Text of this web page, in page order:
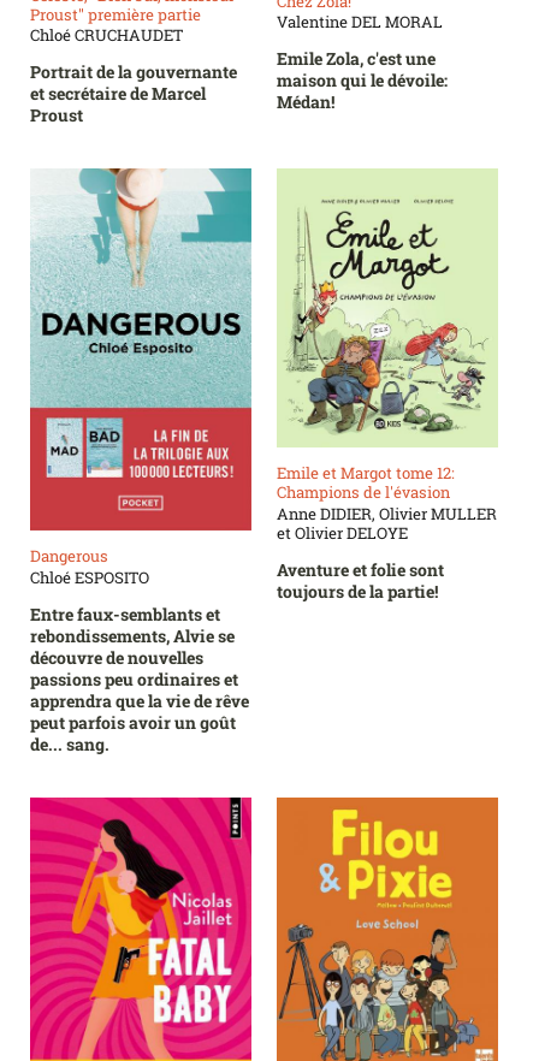
Proust" première partie
Chloé CRUCHAUDET
Portrait de la gouvernante
et secrétaire de Marcel
Proust
Valentine DEL MORAL
Emile Zola, c'est une
maison qui le dévoile:
Médan!
Dangerous
Chloé ESPOSITO
Entre faux-semblants et
rebondissements, Alvie se
découvre de nouvelles
passions peu ordinaires et
apprendra que la vie de rêve
peut parfois avoir un goût
de... sang.
Emile et Margot tome 12:
Champions de l'évasion
Anne DIDIER, Olivier MULLER
et Olivier DELOYE
Aventure et folie sont
toujours de la partie!